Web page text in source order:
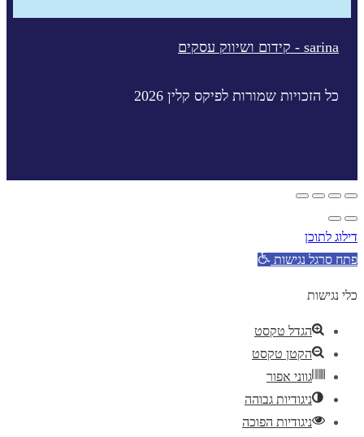
sarina - קידום ושיווק עסקים
כל הזכויות שמורות לפיקס קלין 2026
דילוג לתוכן
פתח סרגל נגישות
כלי נגישות
הגדל טקסט
הקטן טקסט
גווני אפור
ניגודיות גבוהה
ניגודיות הפוכה